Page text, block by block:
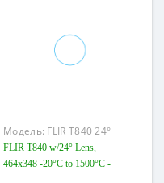
Модель: FLIR T840 24°
FLIR T840 w/24° Lens,
464x348 -20°C to 1500°C -